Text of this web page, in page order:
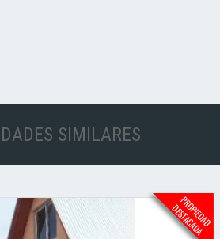
SIMILARES